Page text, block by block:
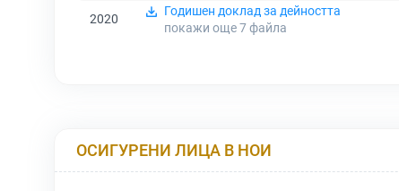
2020
Годишен доклад за дейността
покажи още 7файла
ОСИГУРЕНИ ЛИЦА В НОИ